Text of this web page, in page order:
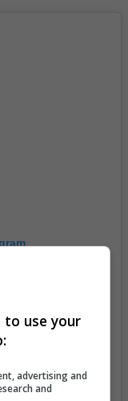
to use your
advertising and
and